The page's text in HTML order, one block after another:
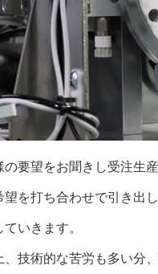
要望をお聞きし受注生
望を打ち合わせで引き出
いきます。
、技術的な苦労も多い分